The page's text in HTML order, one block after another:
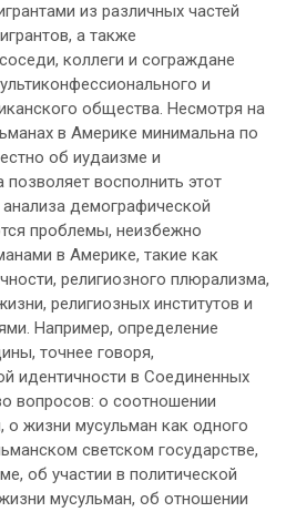
из различных частей
а также
коллеги и сограждане
и
общества. Несмотря на
в Америке минимальна по
об иудаизме и
позволяет восполнить этот
демографической
проблемы, неизбежно
в Америке, такие как
религиозного плюрализма,
религиозных институтов и
Например, определение
точнее говоря,
идентичности в Соединенных
вопросов: о соотношении
о жизни мусульман как одного
светском государстве,
об участии в политической
мусульман, об отношении